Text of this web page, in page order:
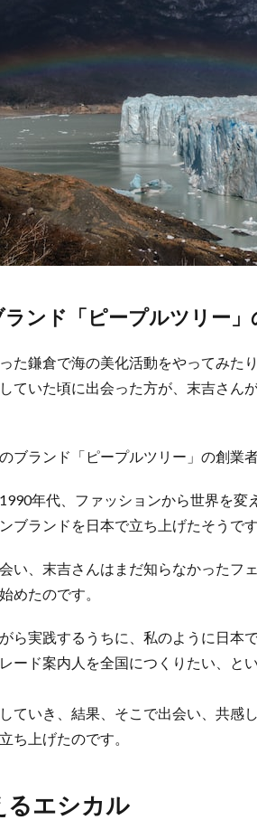
ンド「ピープルツリー
た鎌倉で海の美化活動をやってみた
ていた頃に出会った方が、末吉さん
ブランド「ピープルツリー」の創業
年代、ファッションから世界を変
ブランドを日本で立ち上げたそうです
い、末吉さんはまだ知らなかったフ
めたのです。
ら実践するうちに、私のように日本
ード案内人を全国につくりたい、と
ていき、結果、そこで出会い、共感
ち上げたのです。
るエシカル